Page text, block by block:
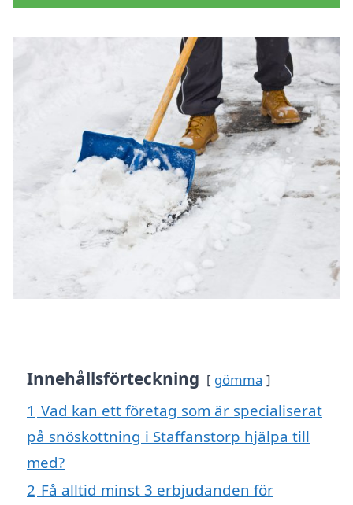
Innehållsförteckning gömma
1 Vad kan ett företag som är specialiserat
på snöskottning i Staffanstorp hjälpa till
med?
2 Få alltid minst 3 erbjudanden för